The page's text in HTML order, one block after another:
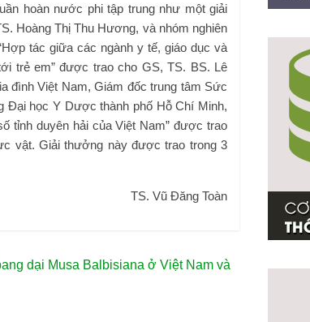
hoàn nước phi tập trung như một giải
Hoàng Thị Thu Hương, và nhóm nghiên
tác giữa các ngành y tế, giáo dục và
trẻ em” được trao cho GS, TS. BS. Lê
đình Việt Nam, Giám đốc trung tâm Sức
Đại học Y Dược thành phố Hỗ Chí Minh,
tỉnh duyên hải của Việt Nam” được trao
vật. Giải thưởng này được trao trong 3
TS. Vũ Đăng Toàn
dại Musa Balbisiana ở Việt Nam và